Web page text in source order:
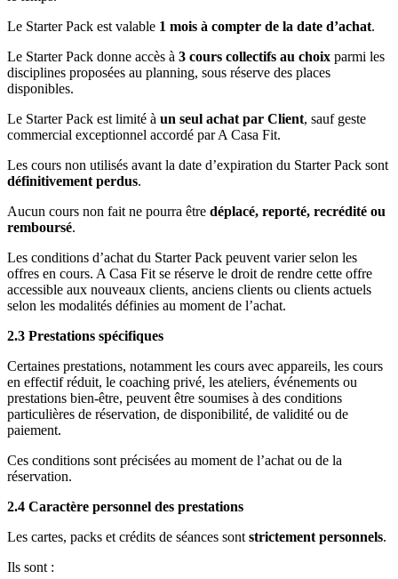
Le Starter Pack est valable 1 mois à compter de la date d’achat.
Le Starter Pack donne accès à 3 cours collectifs au choix parmi les
disciplines proposées au planning, sous réserve des places
disponibles.
Le Starter Pack est limité à un seul achat par Client, sauf geste
commercial exceptionnel accordé par A Casa Fit.
Les cours non utilisés avant la date d’expiration du Starter Pack sont
définitivement perdus.
Aucun cours non fait ne pourra être déplacé, reporté, recrédité ou
remboursé.
Les conditions d’achat du Starter Pack peuvent varier selon les
offres en cours. A Casa Fit se réserve le droit de rendre cette offre
accessible aux nouveaux clients, anciens clients ou clients actuels
selon les modalités définies au moment de l’achat.
2.3 Prestations spécifiques
Certaines prestations, notamment les cours avec appareils, les cours
en effectif réduit, le coaching privé, les ateliers, événements ou
prestations bien-être, peuvent être soumises à des conditions
particulières de réservation, de disponibilité, de validité ou de
paiement.
Ces conditions sont précisées au moment de l’achat ou de la
réservation.
2.4 Caractère personnel des prestations
Les cartes, packs et crédits de séances sont strictement personnels.
Ils sont :